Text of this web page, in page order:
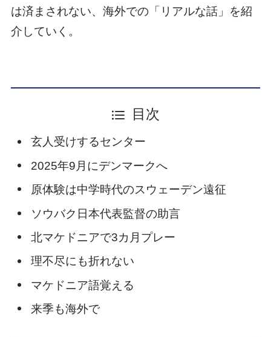
は済まされない、海外での「リアルな話」を紹
介していく。
目次
玄人受けするセンター
2025年9月にデンマークへ
原体験は中学時代のスウェーデン遠征
ソウバク日本代表監督の助言
北マケドニアで3カ月プレー
理不尽にも折れない
マケドニア語覚える
来季も海外で